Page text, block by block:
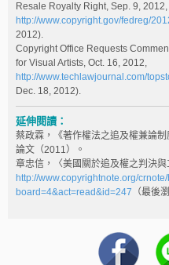
Resale Royalty Right, Sep. 9, 2012,
http://www.copyright.gov/fedreg/
2012).
Copyright Office Requests
for Visual Artists, Oct. 16, 2012,
http://www.techlawjournal.com/
Dec. 18, 2012).
延伸閱讀：
蔡政霖，《著作權法之追及權兼論
論文（2011）。
章忠信，〈美國關於追及權之判決
http://www.copyrightnote.org/
board=4&act=read&id=247 （最後